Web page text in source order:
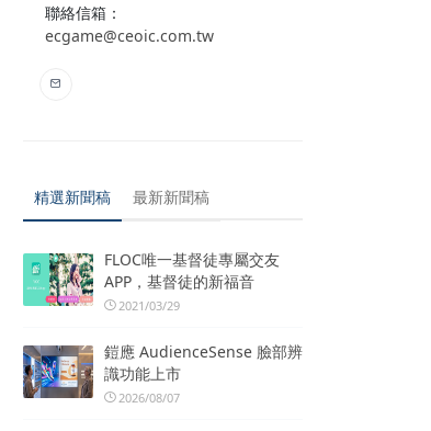
聯絡信箱：
ecgame@ceoic.com.tw
精選新聞稿 最新新聞稿
FLOC唯一基督徒專屬交友
APP，基督徒的新福音
2021/03/29
鎧應 AudienceSense 臉部辨
識功能上市
2026/08/07